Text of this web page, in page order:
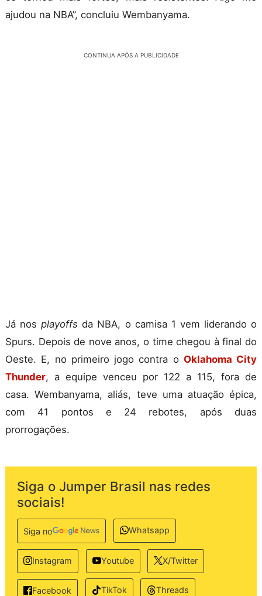
ajudou na NBA”, concluiu Wembanyama.
CONTINUA APÓS A PUBLICIDADE
Já nosplayoffs da NBA, o camisa 1 vem liderando o
Spurs. Depois de nove anos, o time chegou à final do
Oeste. E, no primeiro jogo contra o Oklahoma City
Thunder, a equipe venceu por 122 a 115, fora de
casa. Wembanyama, aliás, teve uma atuação épica,
com 41 pontos e 24 rebotes, após duas
prorrogações.
Siga o Jumper Brasil nas redes
sociais!
Siga no Whatsapp
Instagram Youtube X/Twitter
Facebook TikTok Threads